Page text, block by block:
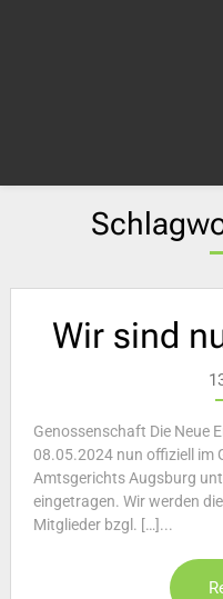
Wir sind
Genossenschaft Die Neue
08.05.2024 nun offiziell im
Amtsgerichts Augsburg
eingetragen. Wir werden
Mitglieder bzgl. […]...